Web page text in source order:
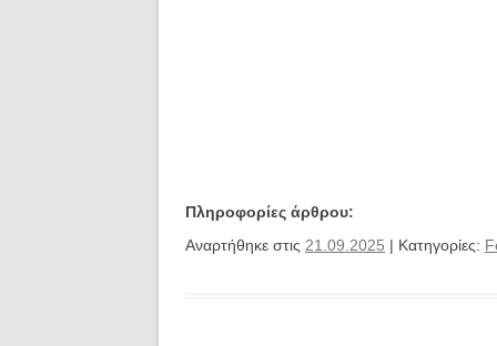
Πληροφορίες άρθρου:
Αναρτήθηκε στις 21.09.2025 | Κατηγορίες: